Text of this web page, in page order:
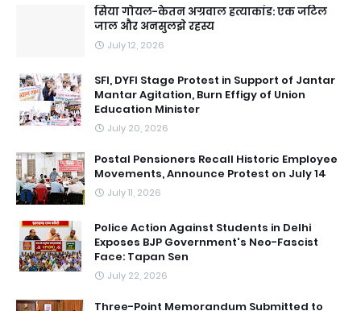
सिया गोयल-केतन अग्रवाल हत्याकांड: एक जटिल
जाल और अनसुलझे रहस्य
July 12, 2026
SFI, DYFI Stage Protest in Support of Jantar
Mantar Agitation, Burn Effigy of Union
Education Minister
July 20, 2026
Postal Pensioners Recall Historic Employee
Movements, Announce Protest on July 14
July 11, 2026
Police Action Against Students in Delhi
Exposes BJP Government's Neo-Fascist
Face: Tapan Sen
July 22, 2026
Three-Point Memorandum Submitted to